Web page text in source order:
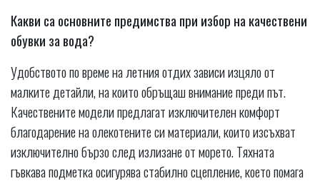
Какви са основните предимства при избор на качествени
обувки за вода?
Удобството по време на летния отдих зависи изцяло от
малките детайли, на които обръщаш внимание преди път.
Качествените модели предлагат изключителен комфорт
благодарение на олекотените си материали, които изсъхват
изключително бързо след излизане от морето. Тяхната
гъвкава подметка осигурява стабилно сцепление, което помага